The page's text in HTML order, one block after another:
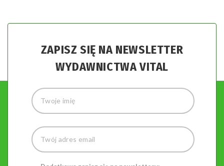
ZAPISZ SIĘ NA NEWSLETTER
WYDAWNICTWA VITAL